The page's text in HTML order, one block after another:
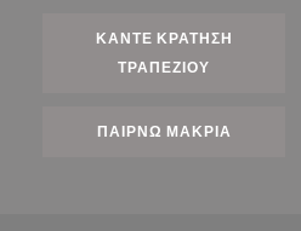
ΚΆΝΤΕ ΚΡΆΤΗΣΗ
ΤΡΑΠΕΖΙΟΎ
ΠΑΊΡΝΩ ΜΑΚΡΙΆ